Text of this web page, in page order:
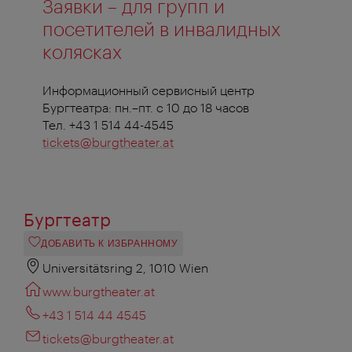
Заявки – для групп и
посетителей в инвалидных
колясках
Информационный сервисный центр
Бургтеатра: пн.–пт. с 10 до 18 часов
Тел. +43 1 514 44-4545
tickets@burgtheater.at
Бургтеатр
ДОБАВИТЬ К ИЗБРАННОМУ
Universitätsring 2, 1010 Wien
www.burgtheater.at
+43 1 514 44 4545
tickets@burgtheater.at